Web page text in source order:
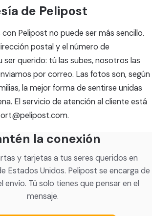
de Pelipost
Pelipost no puede ser más sencillo.
postal y el número de
querido: tú las subes, nosotros las
por correo. Las fotos son, según
la mejor forma de sentirse unidas
El servicio de atención al cliente está
la conexión
y tarjetas a tus seres queridos en
Estados Unidos. Pelipost se encarga de
envío. Tú solo tienes que pensar en el
mensaje.